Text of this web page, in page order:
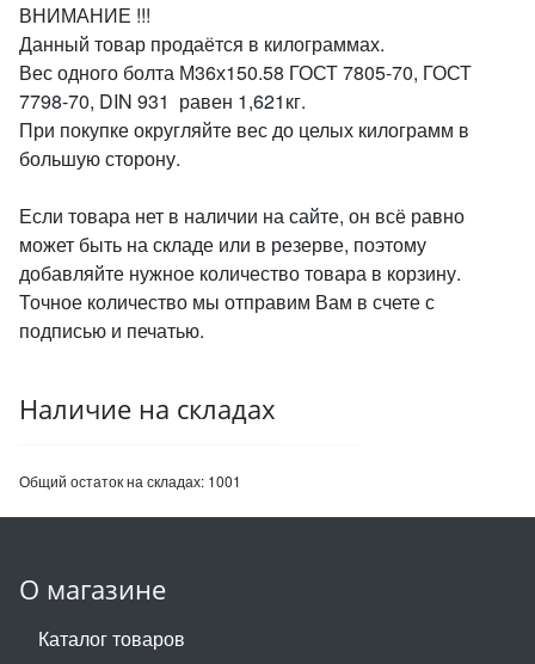
ВНИМАНИЕ !!!
Данный товар продаётся в килограммах.
Вес одного болта М36х150.58 ГОСТ 7805-70, ГОСТ
7798-70, DIN 931 равен 1,621кг.
При покупке округляйте вес до целых килограмм в
большую сторону.
Если товара нет в наличии на сайте, он всё равно
может быть на складе или в резерве, поэтому
добавляйте нужное количество товара в корзину.
Точное количество мы отправим Вам в счете с
подписью и печатью.
Наличие на складах
Общий остаток на складах: 1001
О магазине
Каталог товаров